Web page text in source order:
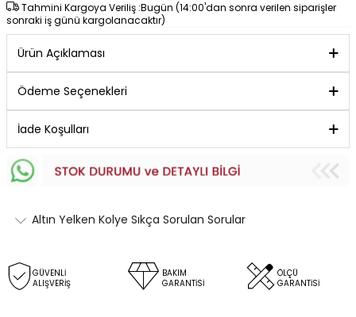
Tahmini Kargoya Veriliş :Bugün (14:00'dan sonra verilen siparişler
sonraki iş günü kargolanacaktır)
Ürün Açıklaması
Ödeme Seçenekleri
İade Koşulları
Altın Yelken Kolye Sıkça Sorulan Sorular
GÜVENLİ
ALIŞVERİŞ
BAKIM
GARANTİSİ
ÖLÇÜ
GARANTİSİ